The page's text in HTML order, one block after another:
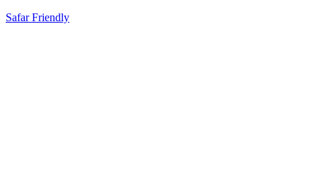
Safar Friendly